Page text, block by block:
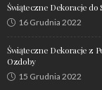
Świąteczne Dekoracje do
16 Grudnia 2022
Świąteczne Dekoracje z
Ozdoby
15 Grudnia 2022